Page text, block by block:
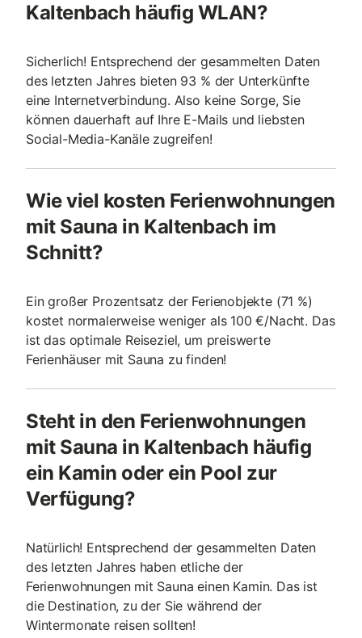
Kaltenbach häufig WLAN?
Sicherlich! Entsprechend der gesammelten Daten
des letzten Jahres bieten 93 % der Unterkünfte
eine Internetverbindung. Also keine Sorge, Sie
können dauerhaft auf Ihre E-Mails und liebsten
Social-Media-Kanäle zugreifen!
Wie viel kosten Ferienwohnungen
mit Sauna in Kaltenbach im
Schnitt?
Ein großer Prozentsatz der Ferienobjekte (71 %)
kostet normalerweise weniger als 100 €/Nacht. Das
ist das optimale Reiseziel, um preiswerte
Ferienhäuser mit Sauna zu finden!
Steht in den Ferienwohnungen
mit Sauna in Kaltenbach häufig
ein Kamin oder ein Pool zur
Verfügung?
Natürlich! Entsprechend der gesammelten Daten
des letzten Jahres haben etliche der
Ferienwohnungen mit Sauna einen Kamin. Das ist
die Destination, zu der Sie während der
Wintermonate reisen sollten!